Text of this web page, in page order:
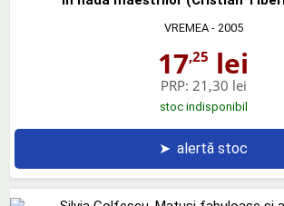
VREMEA- 2005
17,25 lei
PRP: 21,30 lei
stoc indisponibil
➤ alertă stoc